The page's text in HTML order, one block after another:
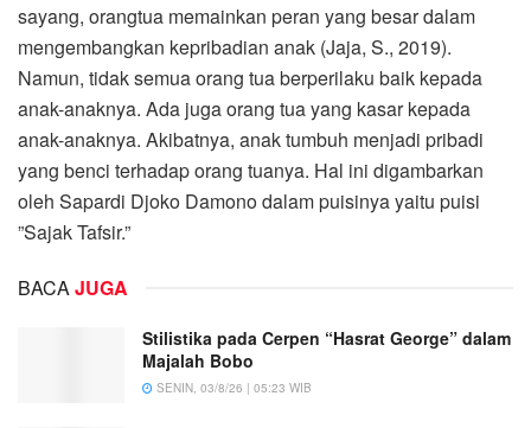
sayang, orangtua memainkan peran yang besar dalam
mengembangkan kepribadian anak (Jaja, S., 2019).
Namun, tidak semua orang tua berperilaku baik kepada
anak-anaknya. Ada juga orang tua yang kasar kepada
anak-anaknya. Akibatnya, anak tumbuh menjadi pribadi
yang benci terhadap orang tuanya. Hal ini digambarkan
oleh Sapardi Djoko Damono dalam puisinya yaitu puisi
”Sajak Tafsir.”
BACA JUGA
Stilistika pada Cerpen “Hasrat George” dalam
Majalah Bobo
SENIN, 03/8/26 | 05:23 WIB